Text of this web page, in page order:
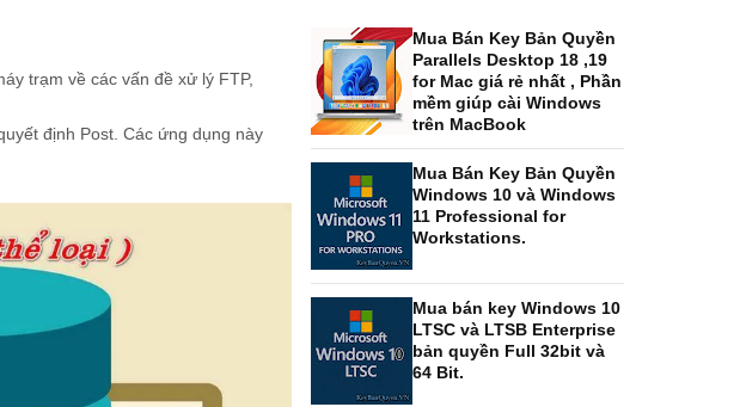
trạm về các vấn đề xử lý FTP,
định Post. Các ứng dụng này
Mua Bán Key Bản Quyền
Parallels Desktop 18 ,19
for Mac giá rẻ nhất , Phần
mềm giúp cài Windows
trên MacBook
Mua Bán Key Bản Quyền
Windows 10 và Windows
11 Professional for
Workstations.
Mua bán key Windows 10
LTSC và LTSB Enterprise
bản quyền Full 32bit và
64 Bit.